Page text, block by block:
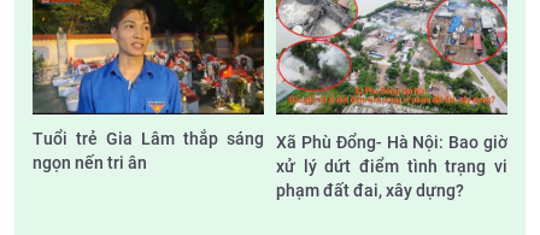
Tuổi trẻ Gia Lâm thắp sáng
ngọn nến tri ân
Xã Phù Đổng- Hà Nội: Bao giờ
xử lý dứt điểm tình trạng vi
phạm đất đai, xây dựng?